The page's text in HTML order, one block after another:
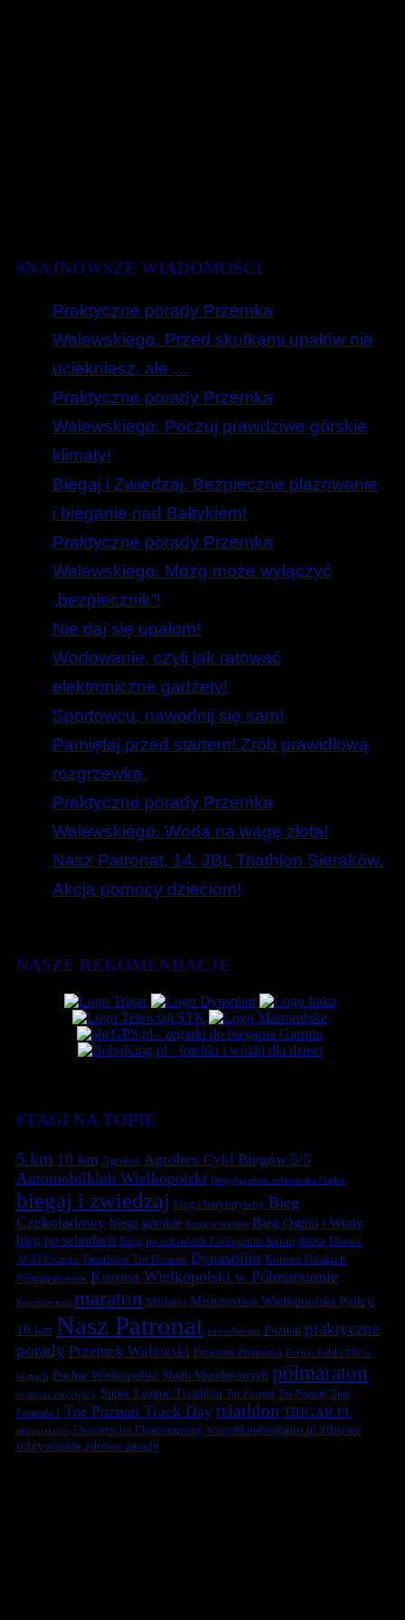
#NAJNOWSZE WIADOMOŚCI
Praktyczne porady Przemka
Walewskiego. Przed skutkami upałów nie
uciekniesz, ale …
Praktyczne porady Przemka
Walewskiego. Poczuj prawdziwe górskie
klimaty!
Biegaj i Zwiedzaj. Bezpieczne plażowanie
i bieganie nad Bałtykiem!
Praktyczne porady Przemka
Walewskiego. Mózg może wyłączyć
„bezpiecznik”!
Nie daj się upałom!
Wodowanie, czyli jak ratować
elektroniczne gadżety!
Sportowcu, nawodnij się sam!
Pamiętaj przed startem! Zrób prawidłową
rozgrzewkę.
Praktyczne porady Przemka
Walewskiego. Woda na wagę złota!
Nasz Patronat. 14. JBL Triathlon Sieraków.
Akcja pomocy dzieciom!
NASZE REKOMENDACJE
#TAGI NA TOPIE
5 km 10 km Agrobex Agrobex Cykl Biegów 5/5
Automobilklub Wielkopolski Bieg Agrobex zalasewska Piątka
biegaj i zwiedzaj bieg charytatywny Bieg
Czekoladowy biegi górskie biegi w terenie Bieg Ognia i Wody
bieg po schodach Bieg po schodach Collegium Altum dieta Domix
AGD Poznań Duathlon Tor Poznań Dynasplint Korona Polskich
Półmaratonów Korona Wielkopolski w Półmaratonie
Koronawirus maraton Millano Mistrzostwa Wielkopolski Policji
10 km Nasz Patronat nawodnienie Poznań praktyczne
porady Przemek Walewski Przystań Posnania Puchar Polski PSP w
biegach Puchar Wielkopolski Służb Mundurowych półmaraton
strategia zwycięzcy Super League Triathlon Tor Poznań Tor Poznań Bieg
Formuła 1 Tor Poznań Track Day triathlon TRIGAR.PL
ultramaraton Uniwersytet Ekonomiczny wszystkoobieganiu.pl zdrowe
odżywianie zdrowe zasady